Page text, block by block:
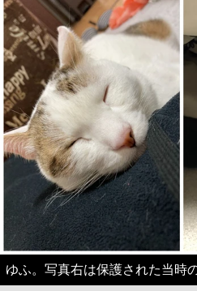
ゆふ。写真右は保護された当時